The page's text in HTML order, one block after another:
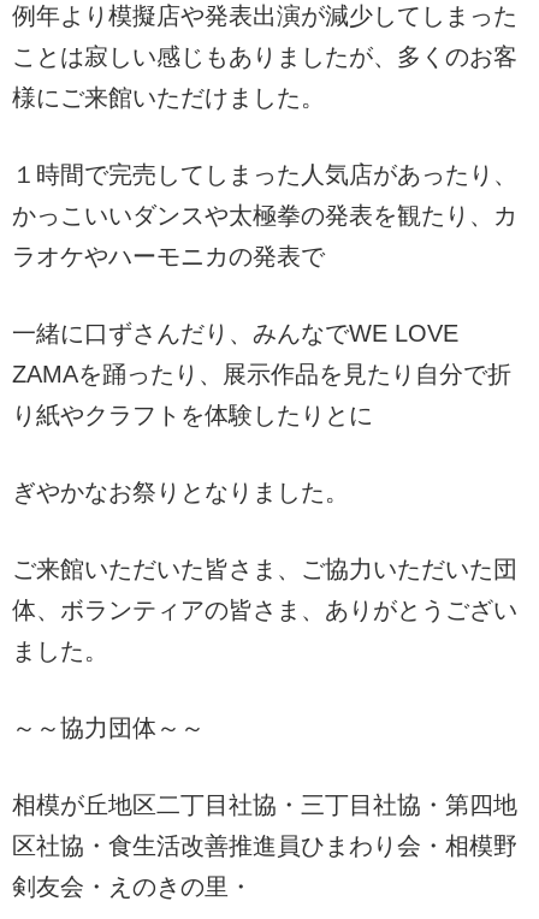
例年より模擬店や発表出演が減少してしまった
ことは寂しい感じもありましたが、多くのお客
様にご来館いただけました。
１時間で完売してしまった人気店があったり、
かっこいいダンスや太極拳の発表を観たり、カ
ラオケやハーモニカの発表で
一緒に口ずさんだり、みんなでWE LOVE
ZAMAを踊ったり、展示作品を見たり自分で折
り紙やクラフトを体験したりとに
ぎやかなお祭りとなりました。
ご来館いただいた皆さま、ご協力いただいた団
体、ボランティアの皆さま、ありがとうござい
ました。
～～協力団体～～
相模が丘地区二丁目社協・三丁目社協・第四地
区社協・食生活改善推進員ひまわり会・相模野
剣友会・えのきの里・